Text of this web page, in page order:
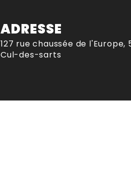
ADRESSE
127 rue chaussée de l'Europe,
Cul-des-sarts